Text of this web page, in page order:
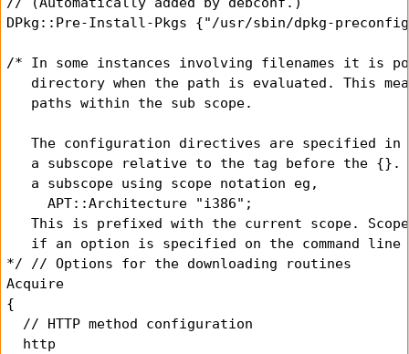
DPkg::Pre-Install-Pkgs {"/usr/sbin/dpkg-
/* In some instances involving filenames it is
directory when the path is evaluated. This
   paths within the sub scope.
The configuration directives are specified in
a subscope relative to the tag before the {}.
   a subscope using scope notation eg,
     APT::Architecture "i386";
This is prefixed with the current scope.
if an option is specified on the command line
*/ // Options for the downloading routines
Acquire
{
  // HTTP method configuration
  http